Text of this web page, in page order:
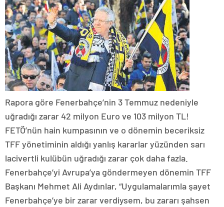
Rapora göre Fenerbahçe’nin 3 Temmuz nedeniyle
uğradığı zarar 42 milyon Euro ve 103 milyon TL!
FETÖ’nün hain kumpasının ve o dönemin beceriksiz
TFF yönetiminin aldığı yanlış kararlar yüzünden sarı
lacivertli kulübün uğradığı zarar çok daha fazla.
Fenerbahçe’yi Avrupa’ya göndermeyen dönemin TFF
Başkanı Mehmet Ali Aydınlar, “Uygulamalarımla şayet
Fenerbahçe’ye bir zarar verdiysem, bu zararı şahsen